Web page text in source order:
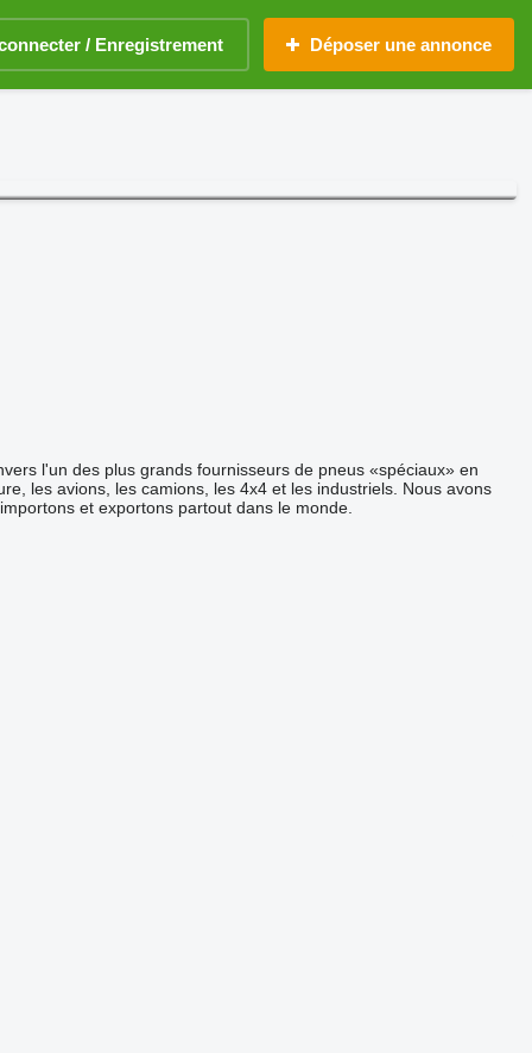
/ Enregistrement Déposer une annonce
l'un des plus grands fournisseurs de pneus «spéciaux» en
les avions, les camions, les 4x4 et les industriels. Nous avons
et exportons partout dans le monde.